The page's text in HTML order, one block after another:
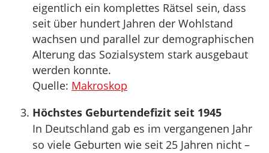
eigentlich ein komplettes Rätsel sein, dass
seit über hundert Jahren der Wohlstand
wachsen und parallel zur demographischen
Alterung das Sozialsystem stark ausgebaut
werden konnte.
Quelle: Makroskop
Höchstes Geburtendefizit seit 1945
In Deutschland gab es im vergangenen Jahr
so viele Geburten wie seit 25 Jahren nicht –